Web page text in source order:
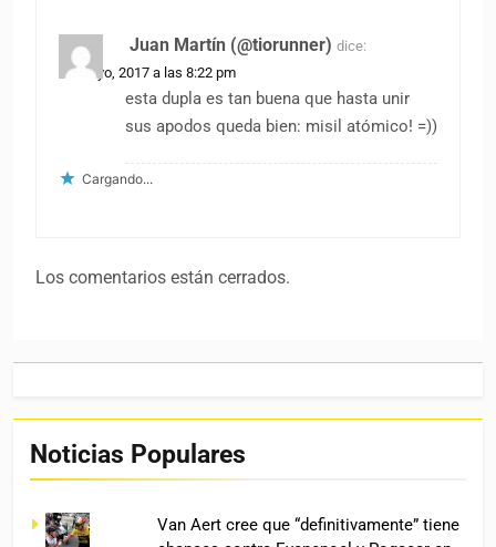
Juan Martín (@tiorunner) dice:
10 mayo, 2017 a las 8:22 pm
esta dupla es tan buena que hasta unir
sus apodos queda bien: misil atómico! =))
Cargando...
Los comentarios están cerrados.
Noticias Populares
Van Aert cree que “definitivamente” tiene